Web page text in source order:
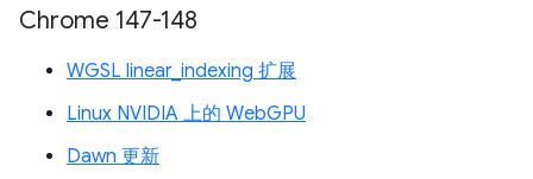
Chrome 147-148
WGSL linear_indexing 扩展
Linux NVIDIA 上的 WebGPU
Dawn 更新